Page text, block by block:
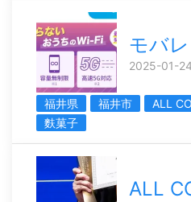
モバ
2025-01-
福井県 福井市 ALL
麩菓子
ALL